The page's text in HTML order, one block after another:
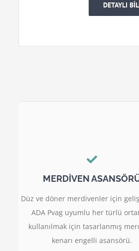
DETAYLI
MERDİVEN
Düz ve döner merdivenler için
ADA Pvag uyumlu her türlü
kullanılmak için tasarlanmış
kenarı engelli asansörü.